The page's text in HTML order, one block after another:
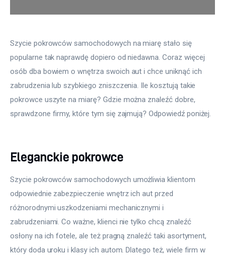
Więcej
Szycie pokrowców samochodowych na miarę stało się
popularne tak naprawdę dopiero od niedawna. Coraz więcej
osób dba bowiem o wnętrza swoich aut i chce uniknąć ich
zabrudzenia lub szybkiego zniszczenia. Ile kosztują takie
pokrowce uszyte na miarę? Gdzie można znaleźć dobre,
sprawdzone firmy, które tym się zajmują? Odpowiedź poniżej.
Eleganckie pokrowce
Szycie pokrowców samochodowych umożliwia klientom
odpowiednie zabezpieczenie wnętrz ich aut przed
różnorodnymi uszkodzeniami mechanicznymi i
zabrudzeniami. Co ważne, klienci nie tylko chcą znaleźć
osłony na ich fotele, ale też pragną znaleźć taki asortyment,
który doda uroku i klasy ich autom. Dlatego też, wiele firm w